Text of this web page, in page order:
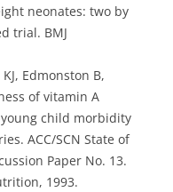
neonates: two by
trial. BMJ
Edmonston B,
of vitamin A
child morbidity
ACC/SCN State of
Paper No. 13.
1993.